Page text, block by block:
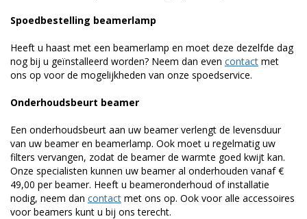
Spoedbestelling beamerlamp
Heeft u haast met een beamerlamp en moet deze dezelfde dag
nog bij u geïnstalleerd worden? Neem dan even contact met
ons op voor de mogelijkheden van onze spoedservice.
Onderhoudsbeurt beamer
Een onderhoudsbeurt aan uw beamer verlengt de levensduur
van uw beamer en beamerlamp. Ook moet u regelmatig uw
filters vervangen, zodat de beamer de warmte goed kwijt kan.
Onze specialisten kunnen uw beamer al onderhouden vanaf €
49,00 per beamer. Heeft u beameronderhoud of installatie
nodig, neem dan contact met ons op. Ook voor alle accessoires
voor beamers kunt u bij ons terecht.